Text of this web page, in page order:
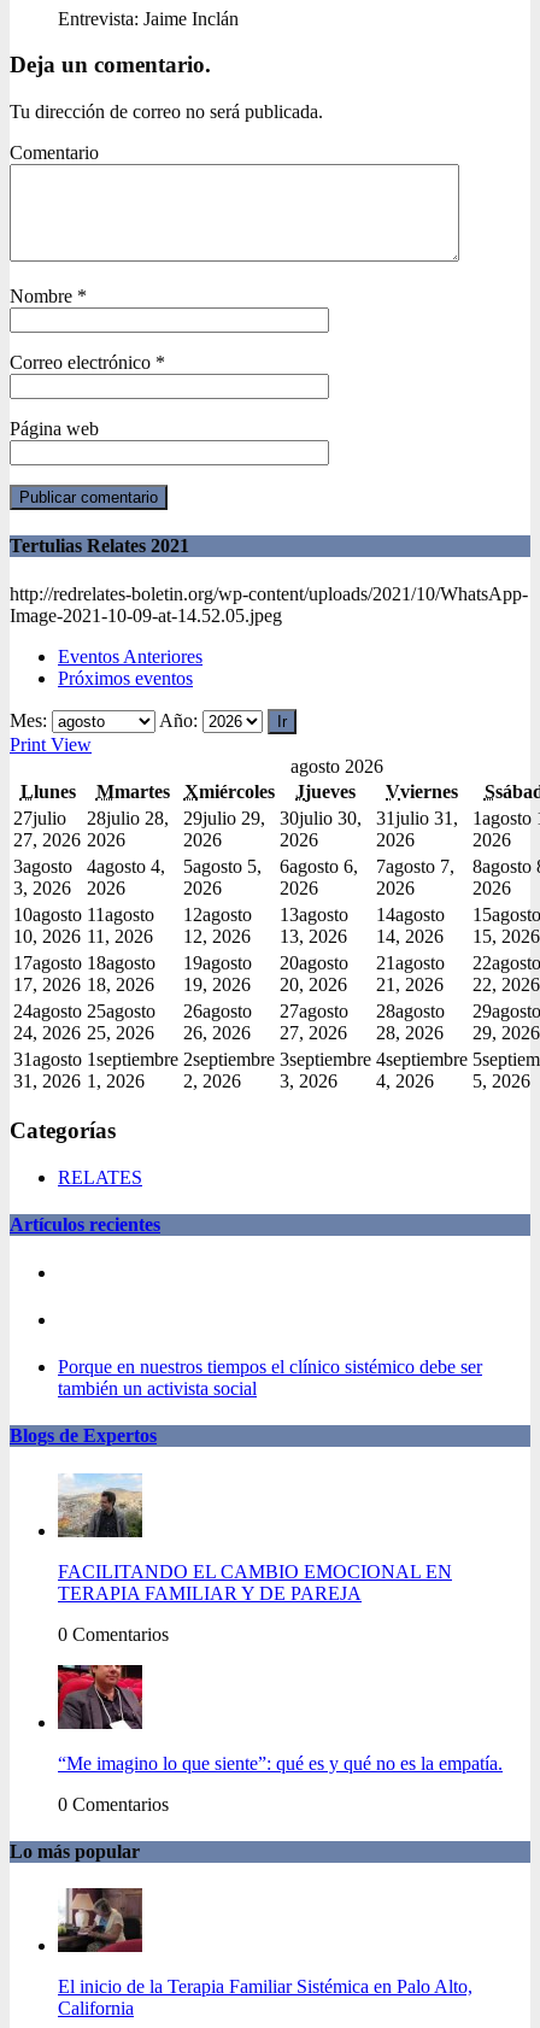
Entrevista: Jaime Inclán
Deja un comentario.
Tu dirección de correo no será publicada.
Comentario
Nombre *
Correo electrónico *
Página web
Tertulias Relates 2021
http://redrelates-boletin.org/wp-content/uploads/2021/10/WhatsApp-
Image-2021-10-09-at-14.52.05.jpeg
Eventos Anteriores
Próximos eventos
Mes:
Año:
Print View
agosto 2026
Llunes Mmartes Xmiércoles Jjueves Vviernes S
27julio
27, 2026
28julio 28,
2026
29julio 29,
2026
30julio 30,
2026
31julio 31,
2026
1agosto
2026
3agosto
3, 2026
4agosto 4,
2026
5agosto 5,
2026
6agosto 6,
2026
7agosto 7,
2026
8agosto
2026
10agosto
10, 2026
11agosto
11, 2026
12agosto
12, 2026
13agosto
13, 2026
14agosto
14, 2026
15agosto
15, 2026
17agosto
17, 2026
18agosto
18, 2026
19agosto
19, 2026
20agosto
20, 2026
21agosto
21, 2026
22agosto
22, 2026
24agosto
24, 2026
25agosto
25, 2026
26agosto
26, 2026
27agosto
27, 2026
28agosto
28, 2026
29agosto
29, 2026
31agosto
31, 2026
1septiembre
1, 2026
2septiembre
2, 2026
3septiembre
3, 2026
4septiembre
4, 2026
5
5, 2026
Categorías
RELATES
Artículos recientes
Porque en nuestros tiempos el clínico sistémico debe ser
también un activista social
Blogs de Expertos
FACILITANDO EL CAMBIO EMOCIONAL EN
TERAPIA FAMILIAR Y DE PAREJA
0 Comentarios
“Me imagino lo que siente”: qué es y qué no es la empatía.
0 Comentarios
Lo más popular
El inicio de la Terapia Familiar Sistémica en Palo Alto,
California